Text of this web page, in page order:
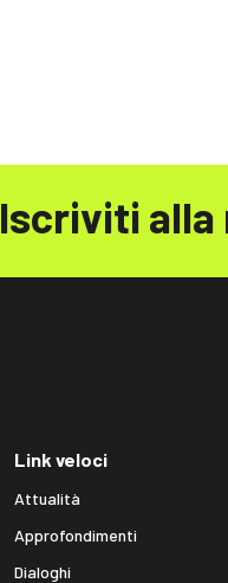
Iscriviti alla
Link veloci
Attualità
Approfondimenti
Dialoghi